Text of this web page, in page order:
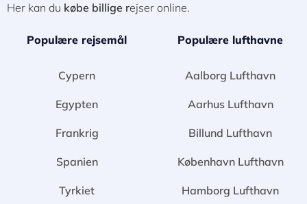
Her kan du købe billige rejser online.
Populære rejsemål
Cypern
Egypten
Frankrig
Spanien
Tyrkiet
Populære lufthavne
Aalborg Lufthavn
Aarhus Lufthavn
Billund Lufthavn
København Lufthavn
Hamborg Lufthavn